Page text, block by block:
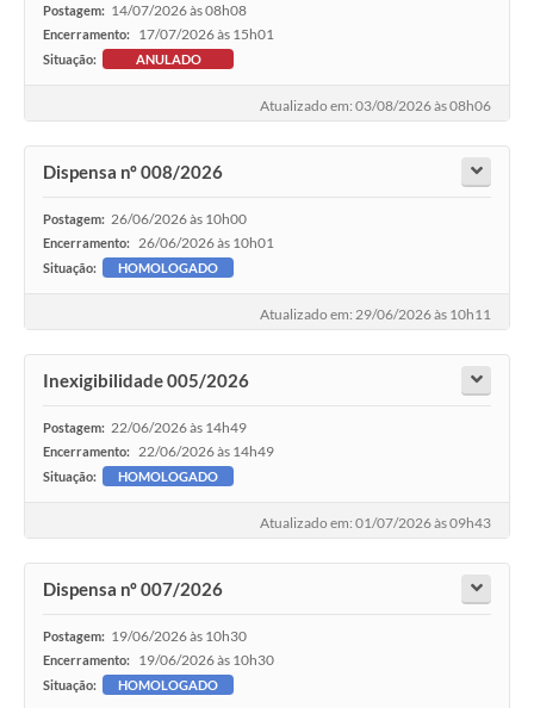
Postagem: 14/07/2026 às 08h08
Encerramento: 17/07/2026 às 15h01
Situação: ANULADO
Atualizado em: 03/08/2026 às 08h06
Dispensa nº 008/2026
Postagem: 26/06/2026 às 10h00
Encerramento: 26/06/2026 às 10h01
Situação: HOMOLOGADO
Atualizado em: 29/06/2026 às 10h11
Inexigibilidade 005/2026
Postagem: 22/06/2026 às 14h49
Encerramento: 22/06/2026 às 14h49
Situação: HOMOLOGADO
Atualizado em: 01/07/2026 às 09h43
Dispensa nº 007/2026
Postagem: 19/06/2026 às 10h30
Encerramento: 19/06/2026 às 10h30
Situação: HOMOLOGADO